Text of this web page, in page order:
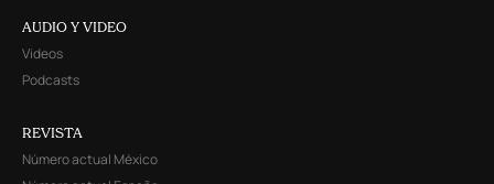
AUDIO Y VIDEO
Videos
Podcasts
REVISTA
Número actual México